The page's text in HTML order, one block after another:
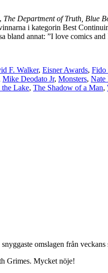
, The Department of Truth, Blue
i kategorin Best
annat: ”I love comics
F. Walker, Eisner Awards, Fido
Mike Deodato Jr, Monsters, Nate
Lake, The Shadow of a Man,
omslagen från
Grimes. Mycket nöje!